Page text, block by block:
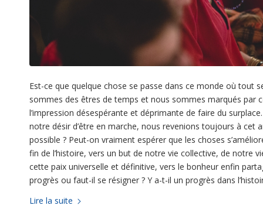
Est-ce que quelque chose se passe dans ce monde où tout
sommes des êtres de temps et nous sommes marqués par
l’impression désespérante et déprimante de faire du
notre désir d’être en marche, nous revenions toujours à
possible ? Peut-on vraiment espérer que les choses
fin de l’histoire, vers un but de notre vie collective, de notre
cette paix universelle et définitive, vers le bonheur enfin
progrès ou faut-il se résigner ? Y a-t-il un progrès dans
Lire la suite